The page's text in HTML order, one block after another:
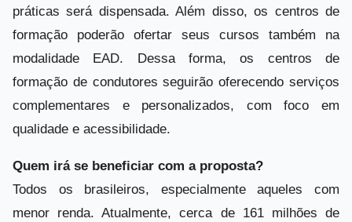
práticas será dispensada. Além disso, os centros de
formação poderão ofertar seus cursos também na
modalidade EAD. Dessa forma, os centros de
formação de condutores seguirão oferecendo serviços
complementares e personalizados, com foco em
qualidade e acessibilidade.
Quem irá se beneficiar com a proposta?
Todos os brasileiros, especialmente aqueles com
menor renda. Atualmente, cerca de 161 milhões de